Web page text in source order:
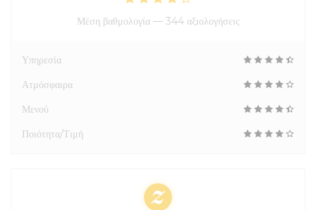
Μέση βαθμολογία — 344 αξιολογήσεις
Υπηρεσία
Ατμόσφαιρα
Μενού
Ποιότητα/Τιμή